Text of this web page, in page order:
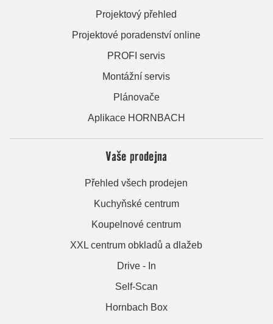
Projektový přehled
Projektové poradenství online
PROFI servis
Montážní servis
Plánovače
Aplikace HORNBACH
Vaše prodejna
Přehled všech prodejen
Kuchyňské centrum
Koupelnové centrum
XXL centrum obkladů a dlažeb
Drive - In
Self-Scan
Hornbach Box